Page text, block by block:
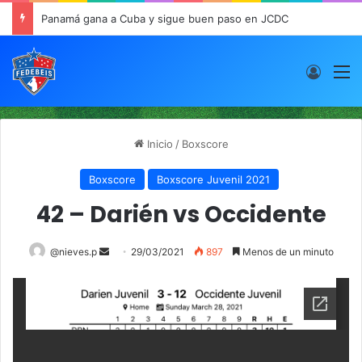
Panamá gana a Cuba y sigue buen paso en JCDC
Inicio / Boxscore
Boxscore Boxscore Juvenil 2021
42 – Darién vs Occidente
@nieves.p
S
n
a
29/03/2021 897 Menos de un minuto